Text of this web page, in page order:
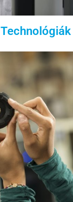
Technológiák